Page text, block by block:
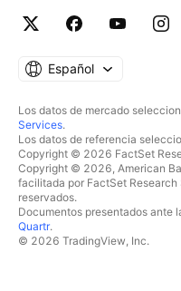
Español
Los datos de mercado
Services.
Los datos de referencia
Copyright © 2026 FactSet
Copyright © 2026, American
facilitada por FactSet
reservados.
Documentos presentados ante
Quartr.
© 2026 TradingView, Inc.